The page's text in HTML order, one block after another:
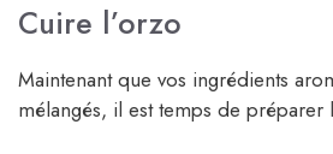
Cuire l’orzo
Maintenant que vos ingrédients
mélangés, il est temps de préparer